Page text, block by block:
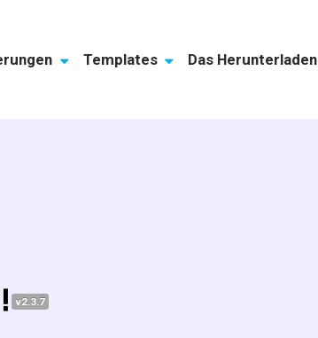
Templates Das Herunterladen
v2.3.7